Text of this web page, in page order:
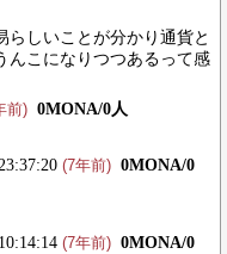
らしいことが分かり通貨と
んこになりつつあるって感
前) 0MONA/0人
(7年前) 0MONA/0
(7年前) 0MONA/0